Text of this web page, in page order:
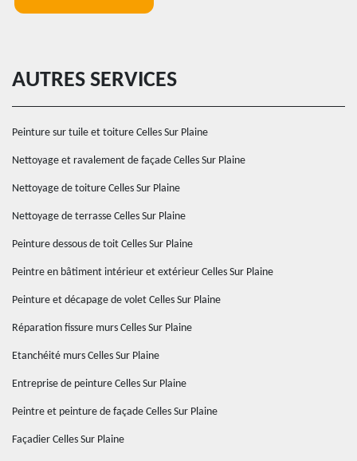
AUTRES SERVICES
Peinture sur tuile et toiture Celles Sur Plaine
Nettoyage et ravalement de façade Celles Sur Plaine
Nettoyage de toiture Celles Sur Plaine
Nettoyage de terrasse Celles Sur Plaine
Peinture dessous de toit Celles Sur Plaine
Peintre en bâtiment intérieur et extérieur Celles Sur Plaine
Peinture et décapage de volet Celles Sur Plaine
Réparation fissure murs Celles Sur Plaine
Etanchéité murs Celles Sur Plaine
Entreprise de peinture Celles Sur Plaine
Peintre et peinture de façade Celles Sur Plaine
Façadier Celles Sur Plaine